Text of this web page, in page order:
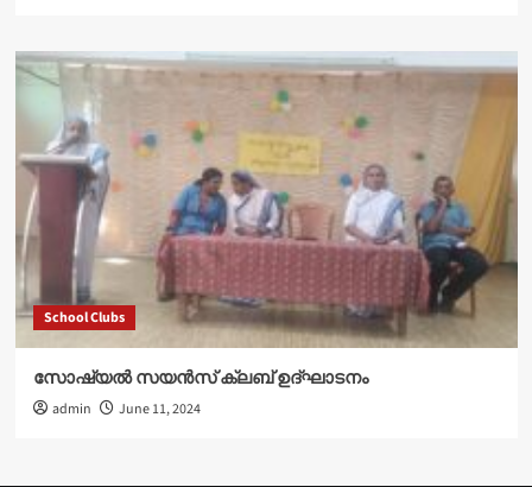
School Clubs
സോഷ്യൽ സയൻസ് ക്ലബ് ഉദ്‌ഘാടനം
admin June 11, 2024